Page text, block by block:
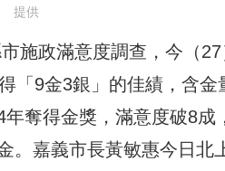
提供
施政滿意度調查，今（27
「9金3銀」的佳績，含金
奪得金獎，滿意度破8成
。嘉義市長黃敏惠今日北